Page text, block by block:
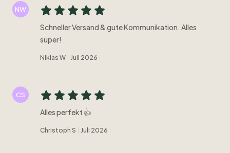
NW
Schneller Versand & gute Kommunikation. Alles
super!
Niklas W Juli 2026
CS
Alles perfekt 👍
Christoph S Juli 2026